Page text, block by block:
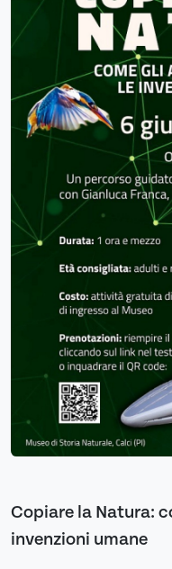
Copiare la Natura:
invenzioni umane